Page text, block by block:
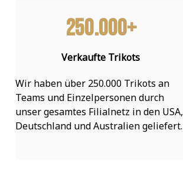
250.000+
Verkaufte Trikots
Wir haben über 250.000 Trikots an
Teams und Einzelpersonen durch
unser gesamtes Filialnetz in den USA,
Deutschland und Australien geliefert.